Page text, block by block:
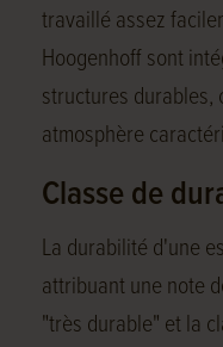
travaillé assez
Hoogenhoff sont
structures durables,
atmosphère
Classe de
La durabilité d'une
attribuant une note
"très durable" et la